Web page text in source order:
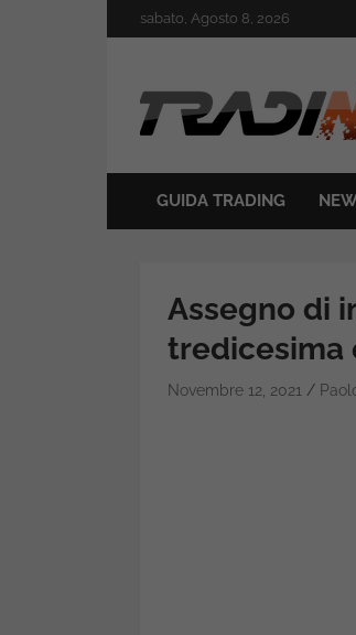
to
sabato, Agosto 8, 2026
Trading.it
GUIDA TRADING
Assegno di
tredicesima
Novembre 12, 2021